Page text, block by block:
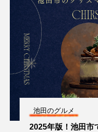
池田のグルメ
2025年版！池田市